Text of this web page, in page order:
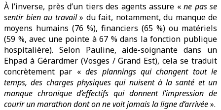
À l’inverse, près d’un tiers des agents assure «ne pas se
sentir bien au travail» du fait, notamment, du manque de
moyens humains (76 %), financiers (65 %) ou matériels
(59 %, avec une pointe à 67 % dans la fonction publique
hospitalière). Selon Pauline, aide-soignante dans un
Ehpad à Gérardmer (Vosges / Grand Est), cela se traduit
concrètement par «des plannings qui changent tout le
temps, des charges physiques qui nuisent à la santé et un
manque chronique d’effectifs qui donnent l’impression de
courir un marathon dont on ne voit jamais la ligne d’arrivée».